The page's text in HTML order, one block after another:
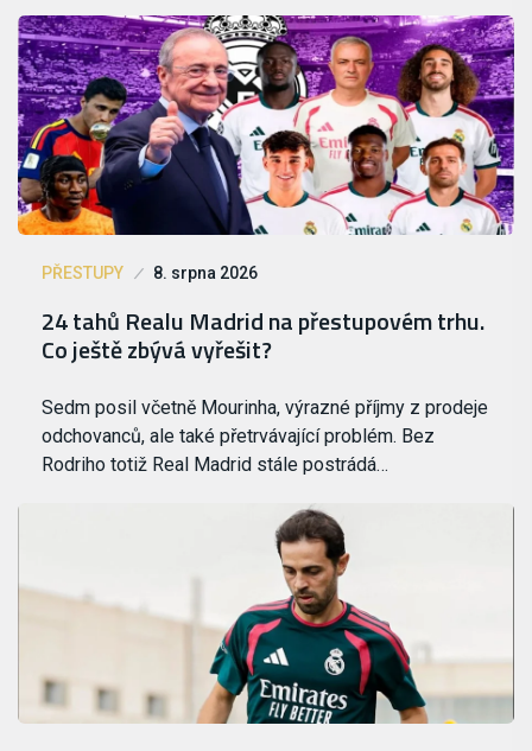
PŘESTUPY 8. srpna 2026
24 tahů Realu Madrid na přestupovém trhu.
Co ještě zbývá vyřešit?
Sedm posil včetně Mourinha, výrazné příjmy z prodeje
odchovanců, ale také přetrvávající problém. Bez
Rodriho totiž Real Madrid stále postrádá…